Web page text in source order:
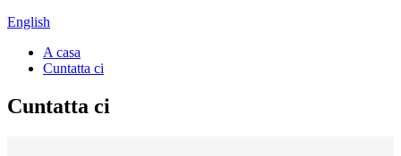
English
A casa
Cuntatta ci
Cuntatta ci